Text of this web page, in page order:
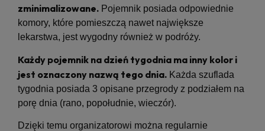
zminimalizowane. Pojemnik posiada odpowiednie
komory, które pomieszczą nawet największe
lekarstwa, jest wygodny również w podróży.
Każdy pojemnik na dzień tygodnia ma inny kolor i
jest oznaczony nazwą tego dnia. Każda szuflada
tygodnia posiada 3 opisane przegrody z podziałem na
porę dnia (rano, popołudnie, wieczór).
Dzięki temu organizatorowi można regularnie